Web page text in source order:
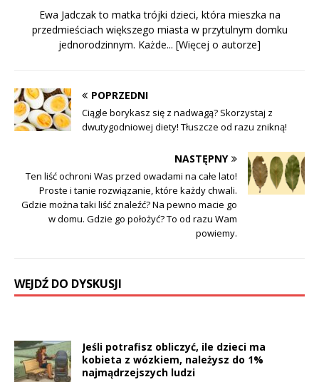
Ewa Jadczak to matka trójki dzieci, która mieszka na
przedmieściach większego miasta w przytulnym domku
jednorodzinnym. Każde... [Więcej o autorze]
POPRZEDNI
Ciągle borykasz się z nadwagą? Skorzystaj z
dwutygodniowej diety! Tłuszcze od razu znikną!
NASTĘPNY
Ten liść ochroni Was przed owadami na całe lato!
Proste i tanie rozwiązanie, które każdy chwali.
Gdzie można taki liść znaleźć? Na pewno macie go
w domu. Gdzie go położyć? To od razu Wam
powiemy.
WEJDŹ DO DYSKUSJI
Jeśli potrafisz obliczyć, ile dzieci ma
kobieta z wózkiem, należysz do 1%
najmądrzejszych ludzi